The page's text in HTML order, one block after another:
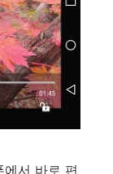
서 바로 편